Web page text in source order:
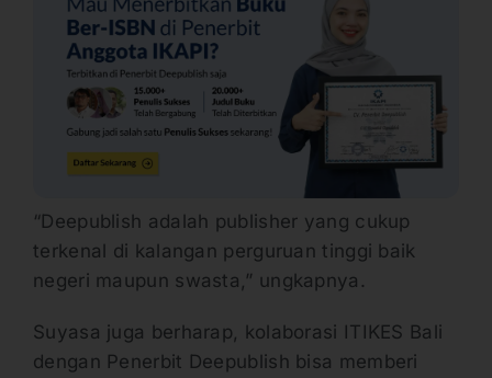
“Deepublish adalah publisher yang cukup
terkenal di kalangan perguruan tinggi baik
negeri maupun swasta,” ungkapnya.
Suyasa juga berharap, kolaborasi ITIKES Bali
dengan Penerbit Deepublish bisa memberi